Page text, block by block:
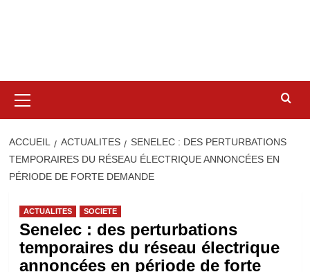
principal
ACCUEIL ACTUALITES
SENELEC : DES PERTURBATIONS
TEMPORAIRES DU RÉSEAU ÉLECTRIQUE ANNONCÉES EN
PÉRIODE DE FORTE DEMANDE
ACTUALITES SOCIETE
Senelec : des perturbations
temporaires du réseau électrique
annoncées en période de forte